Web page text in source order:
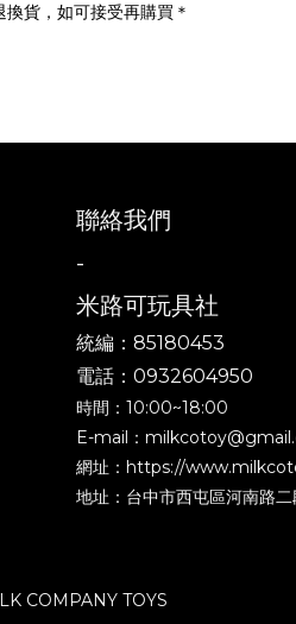
貨，如可接受再購買＊
聯絡我們
-
米路可玩具社
統編：85180453
電話：0932604950
時間：10:00~18:00
E-mail：
網址：https://
地址：台中市西屯區河南路
COMPANY TOYS